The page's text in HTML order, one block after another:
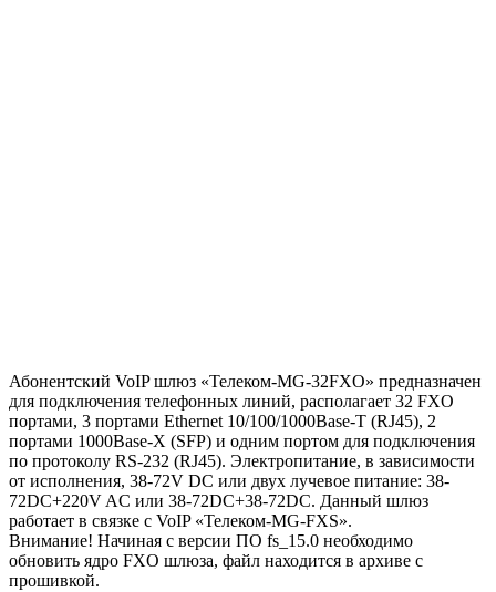
Абонентский VoIP шлюз «Телеком-MG-32FXO» предназначен
для подключения телефонных линий, располагает 32 FXO
портами, 3 портами Ethernet 10/100/1000Base-T (RJ45), 2
портами 1000Base-X (SFP) и одним портом для подключения
по протоколу RS-232 (RJ45). Электропитание, в зависимости
от исполнения, 38-72V DC или двух лучевое питание: 38-
72DC+220V AC или 38-72DC+38-72DC. Данный шлюз
работает в связке с VoIP «Телеком-MG-FXS».
Внимание! Начиная с версии ПО fs_15.0 необходимо
обновить ядро FXO шлюза, файл находится в архиве с
прошивкой.